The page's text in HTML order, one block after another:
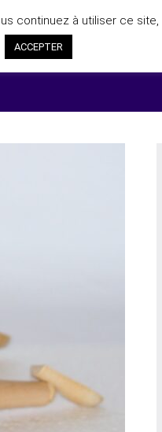
continuez à utiliser ce
ACCEPTER